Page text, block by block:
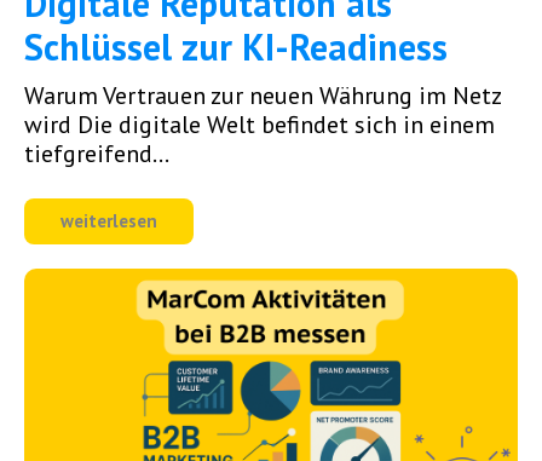
Schlüssel zur KI-Readiness
Warum Vertrauen zur neuen Währung im Netz
wird Die digitale Welt befindet sich in einem
tiefgreifend...
weiterlesen